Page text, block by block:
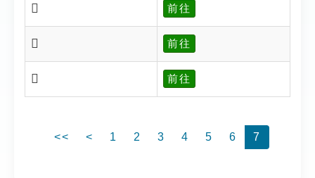
𢒷 前往
𢒸 前往
𢒹 前往
<< < 1 2 3 4 5 6 7